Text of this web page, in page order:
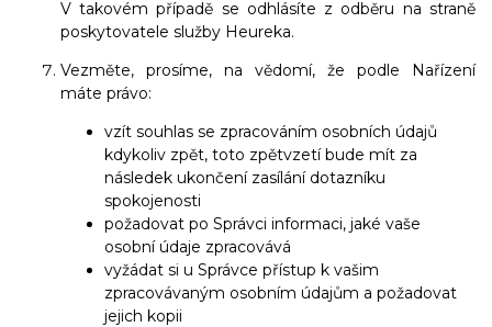
V takovém případě se odhlásíte z odběru na straně
poskytovatele služby Heureka.
Vezměte, prosíme, na vědomí, že podle Nařízení
máte právo:
vzít souhlas se zpracováním osobních údajů
kdykoliv zpět, toto zpětvzetí bude mít za
následek ukončení zasílání dotazníku
spokojenosti
požadovat po Správci informaci, jaké vaše
osobní údaje zpracovává
vyžádat si u Správce přístup k vašim
zpracovávaným osobním údajům a požadovat
jejich kopii